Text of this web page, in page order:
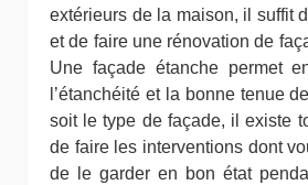
extérieurs de la maison, il suffit
et de faire une rénovation de
Une façade étanche permet
l’étanchéité et la bonne tenue
soit le type de façade, il existe
de faire les interventions dont
de le garder en bon état